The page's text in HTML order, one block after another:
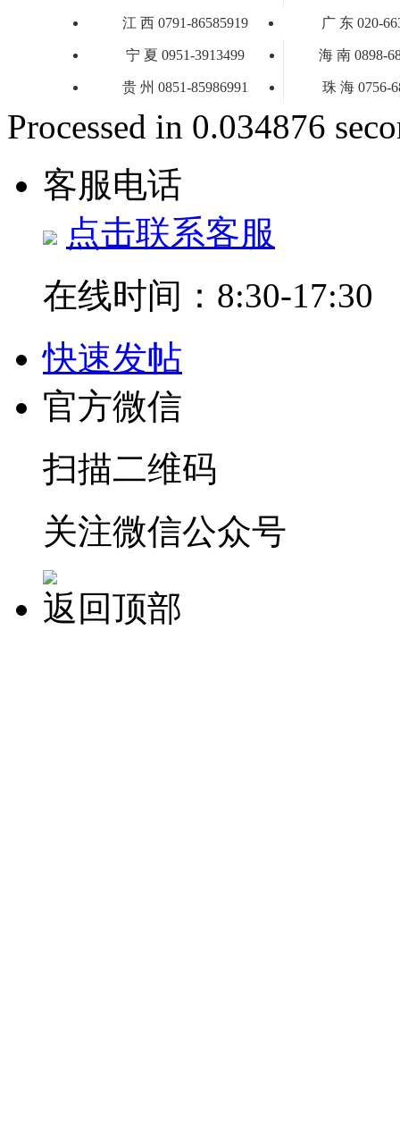
江 西 0791-86585919 广 东 020-
宁 夏 0951-3913499 海 南 0898-
贵 州 0851-85986991 珠 海 0756-
Processed in 0.034876
客服电话
点击联系客服
在线时间：8:30-17:30
快速发帖
官方微信
扫描二维码
关注微信公众号
返回顶部